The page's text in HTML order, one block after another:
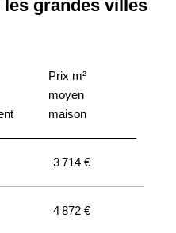
les grandes villes
Prix m²
moyen
maison
3 714 €
4 872 €